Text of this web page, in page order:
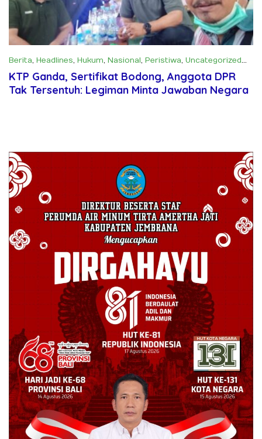
Berita, Headlines, Hukum, Nasional, Peristiwa, Uncategorized
Juni 24, 2025
KTP Ganda, Sertifikat Bodong, Anggota DPR
Tak Tersentuh: Legiman Minta Jawaban Negara